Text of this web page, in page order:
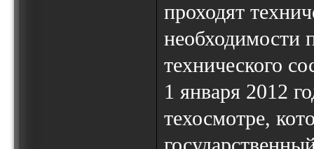
проходят
необходимости
технического
1 января 2012
техосмотре,